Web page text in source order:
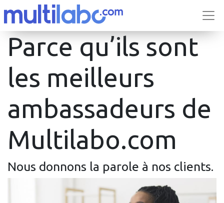
Parce qu’ils sont
les meilleurs
ambassadeurs de
Multilabo.com
Nous donnons la parole à nos clients.